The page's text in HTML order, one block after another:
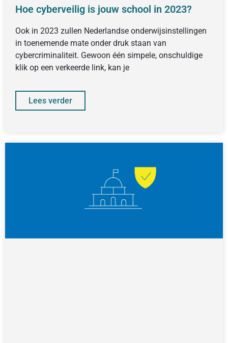
Hoe cyberveilig is jouw school in 2023?
Ook in 2023 zullen Nederlandse onderwijsinstellingen
in toenemende mate onder druk staan van
cybercriminaliteit. Gewoon één simpele, onschuldige
klik op een verkeerde link, kan je
Lees verder